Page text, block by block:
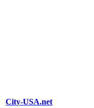
City-USA.net